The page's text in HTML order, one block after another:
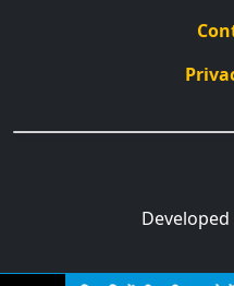
Developed